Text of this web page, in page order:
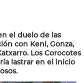
el duelo de las
con Keni, Gonza,
Los Corocotes
lastrar en el inicio